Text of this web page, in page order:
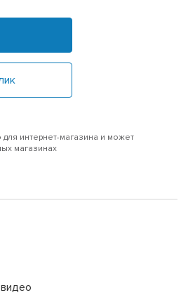
для интернет-магазина и может
магазинах